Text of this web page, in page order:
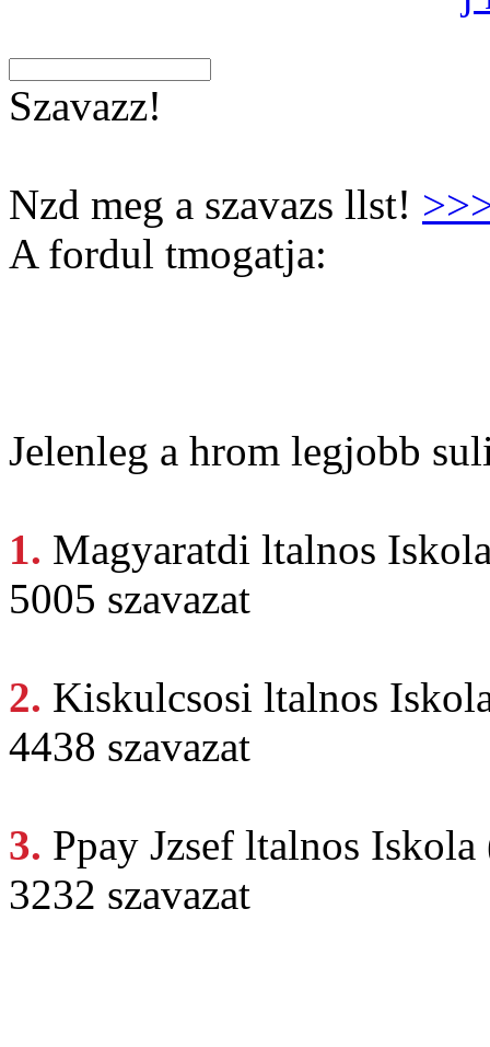
Szavazz!
Nzd meg a szavazs llst!
A fordul tmogatja:
Jelenleg a hrom legjobb
1. Magyaratdi ltalnos
5005 szavazat
2. Kiskulcsosi ltalnos
4438 szavazat
3. Ppay Jzsef ltalnos
3232 szavazat